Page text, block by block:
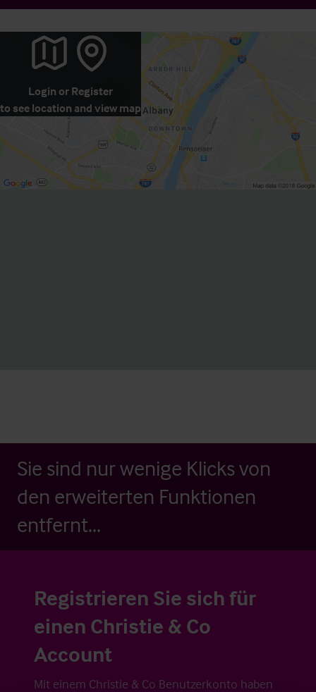
Login or Register
to see location and view map
Sie sind nur wenige Klicks von
den erweiterten Funktionen
entfernt...
Registrieren Sie sich für
einen Christie & Co
Account
Mit einem Christie & Co Benutzerkonto haben